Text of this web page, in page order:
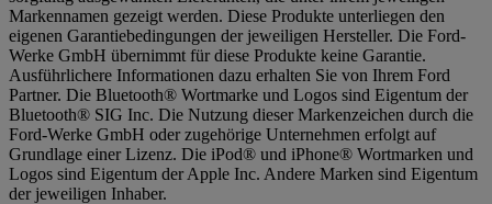
Markennamen gezeigt werden. Diese Produkte unterliegen den
eigenen Garantiebedingungen der jeweiligen Hersteller. Die Ford-
Werke GmbH übernimmt für diese Produkte keine Garantie.
Ausführlichere Informationen dazu erhalten Sie von Ihrem Ford
Partner. Die Bluetooth® Wortmarke und Logos sind Eigentum der
Bluetooth® SIG Inc. Die Nutzung dieser Markenzeichen durch die
Ford-Werke GmbH oder zugehörige Unternehmen erfolgt auf
Grundlage einer Lizenz. Die iPod® und iPhone® Wortmarken und
Logos sind Eigentum der Apple Inc. Andere Marken sind Eigentum
der jeweiligen Inhaber.